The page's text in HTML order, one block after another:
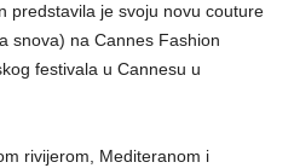
predstavila je svoju novu couture
snova) na Cannes Fashion
festivala u Cannesu u
rivijerom, Mediteranom i